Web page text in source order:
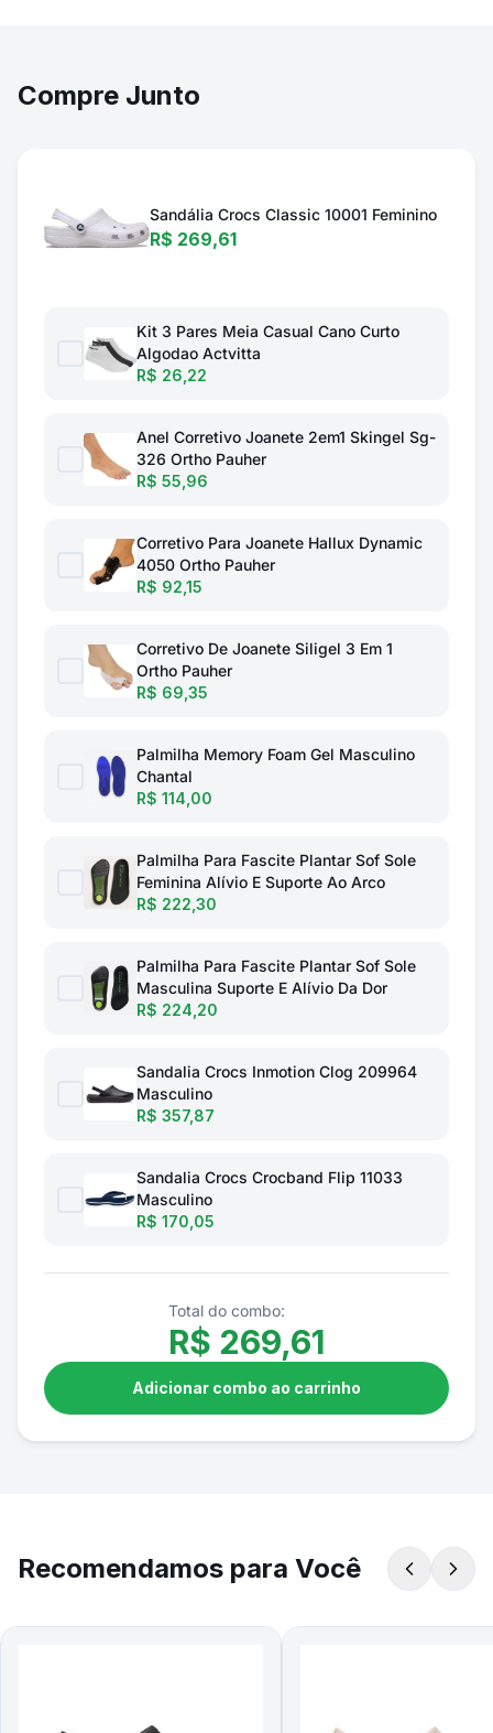
Compre Junto
Sandália Crocs Classic 10001 Feminino
R$ 269,61
Kit 3 Pares Meia Casual Cano Curto
Algodao Actvitta
R$ 26,22
Anel Corretivo Joanete 2em1 Skingel Sg-
326 Ortho Pauher
R$ 55,96
Corretivo Para Joanete Hallux Dynamic
4050 Ortho Pauher
R$ 92,15
Corretivo De Joanete Siligel 3 Em 1
Ortho Pauher
R$ 69,35
Palmilha Memory Foam Gel Masculino
Chantal
R$ 114,00
Palmilha Para Fascite Plantar Sof Sole
Feminina Alívio E Suporte Ao Arco
R$ 222,30
Palmilha Para Fascite Plantar Sof Sole
Masculina Suporte E Alívio Da Dor
R$ 224,20
Sandalia Crocs Inmotion Clog 209964
Masculino
R$ 357,87
Sandalia Crocs Crocband Flip 11033
Masculino
R$ 170,05
Total do combo:
R$ 269,61
Adicionar combo ao carrinho
Recomendamos para Você